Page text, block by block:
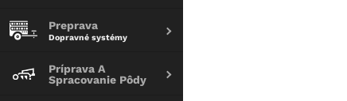
Preprava
Dopravné systémy
Príprava A
Spracovanie Pôdy